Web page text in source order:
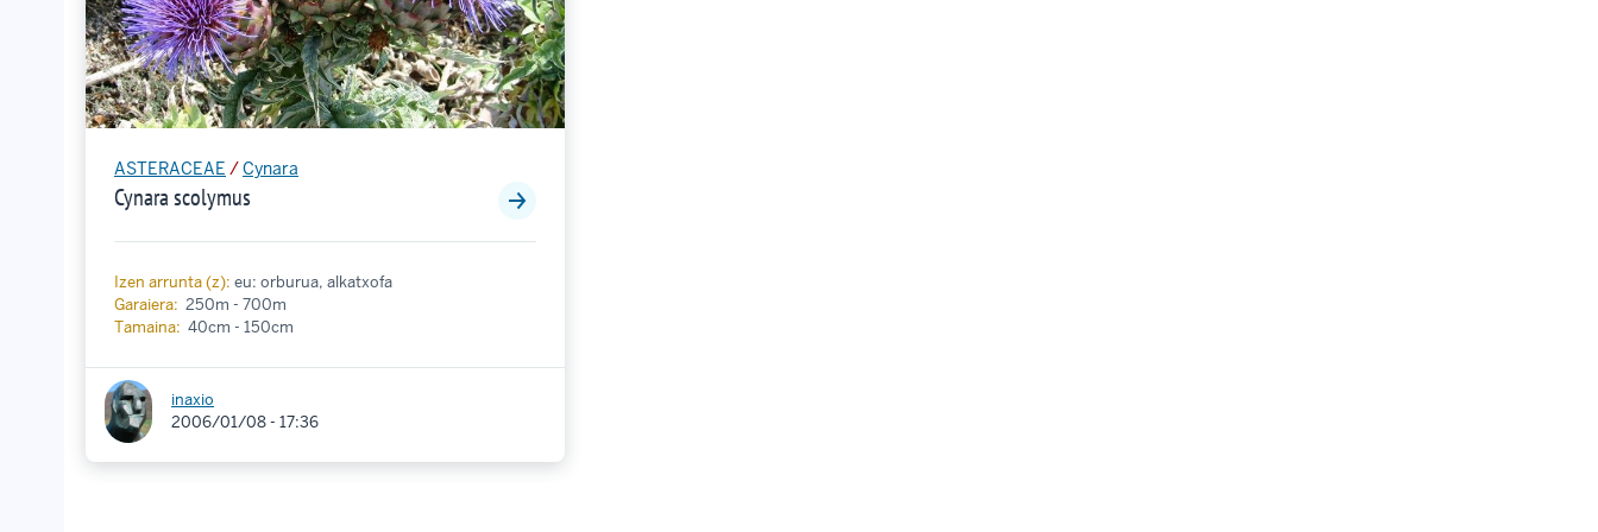
ASTERACEAE /Cynara
Cynara scolymus
Izen arrunta (z): eu: orburua, alkatxofa
Garaiera: 250m - 700m
Tamaina: 40cm - 150cm
inaxio
2006/01/08 - 17:36